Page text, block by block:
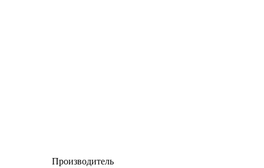
Производитель